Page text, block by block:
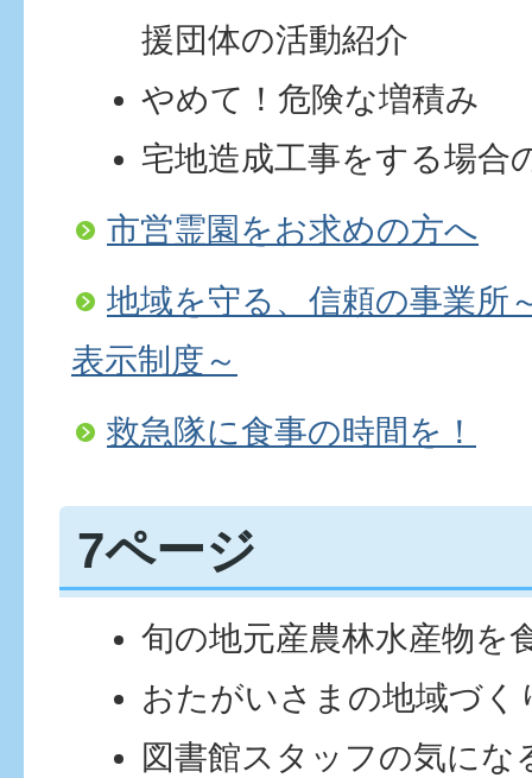
援団体の活動紹介
やめて！危険な増積み
宅地造成工事をする場合
市営霊園をお求めの方へ
地域を守る、信頼の事業所
表示制度～
救急隊に食事の時間を！
7ページ
旬の地元産農林水産物を
おたがいさまの地域づく
図書館スタッフの気にな